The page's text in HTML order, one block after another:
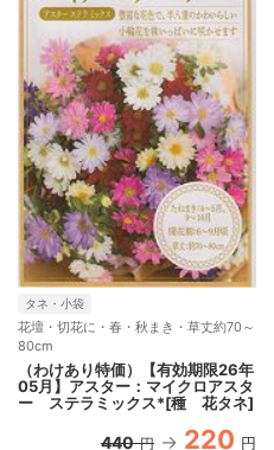
タネ・小袋
花壇・切花に・春・秋まき・草丈約70～
80cm
（わけあり特価）【有効期限26年
05月】アスター：マイクロアスタ
ー ステラミックス*[種 花タネ]
440 円 220 円